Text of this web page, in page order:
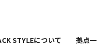
STYLEについて 拠点